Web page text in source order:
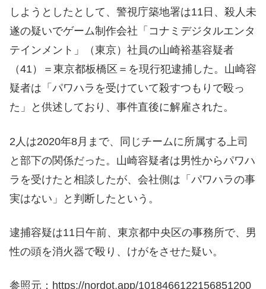
しようとしたとして、警視庁築地署は11日、殺人未
遂の疑いでゲーム制作会社「コナミデジタルエンタ
テインメント」（東京）社員の山崎裕基容疑者
（41）＝東京都板橋区＝を現行犯逮捕した。山崎容
疑者は「パワハラを受けていて殺すつもりで殴っ
た」と供述しており、事件直後に解雇された。
2人は2020年8月まで、同じチームに所属する上司
と部下の関係だった。山崎容疑者は男性からパワハ
ラを受けたと相談したが、会社側は「パワハラの事
実はない」と判断したという。
逮捕容疑は11日午前、東京都中央区の事務所で、男
性の頭を消火器で殴り、けがをさせた疑い。
参照元：https://nordot.app/1018466122156851200